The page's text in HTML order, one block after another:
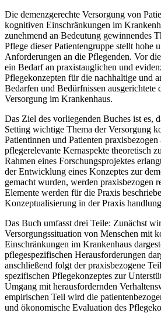
Die demenzgerechte Versorgung von
kognitiven Einschränkungen im
zunehmend an Bedeutung gewinnendes
Pflege dieser Patientengruppe stellt hohe
Anforderungen an die Pflegenden. Vor
ein Bedarf an praxistauglichen und
Pflegekonzepten für die nachhaltige und
Bedarfen und Bedürfnissen ausgerichtete
Versorgung im Krankenhaus.
Das Ziel des vorliegenden Buches ist es,
Setting wichtige Thema der Versorgung
Patientinnen und Patienten
pflegerelevante Kernaspekte theoretisch
Rahmen eines Forschungsprojektes
der Entwicklung eines Konzeptes zur
gemacht wurden, werden praxisbezogen
Elemente werden für die Praxis
Konzeptualisierung in der Praxis
Das Buch umfasst drei Teile: Zunächst
Versorgungssituation von Menschen mit
Einschränkungen im Krankenhaus
pflegespezifischen Herausforderungen
anschließend folgt der praxisbezogene
spezifischen Pflegekonzeptes zur
Umgang mit herausfordernden
empirischen Teil wird die
und ökonomische Evaluation des